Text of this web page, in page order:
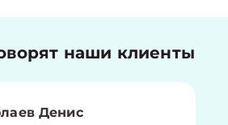
наши клиенты
Денис